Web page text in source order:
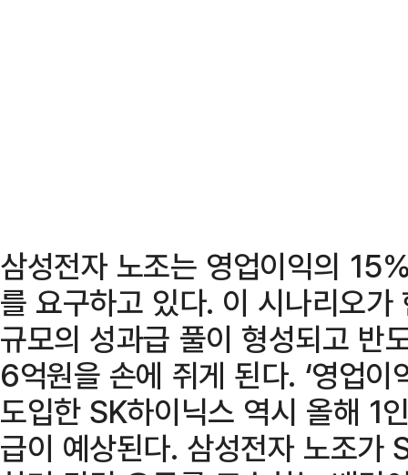
삼성전자 노조는 영업이익의
를 요구하고 있다. 이 시나리오
규모의 성과급 풀이 형성되고 반
6억원을 손에 쥐게 된다. ‘영업
도입한 SK하이닉스 역시 올해 1
급이 예상된다. 삼성전자 노조가